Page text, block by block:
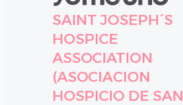
SAINT JOSEPH´S
HOSPICE
ASSOCIATION
(ASOCIACION
HOSPICIO DE SAN